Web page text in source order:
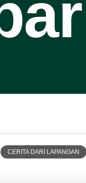
CERITA DARI LAPANGAN